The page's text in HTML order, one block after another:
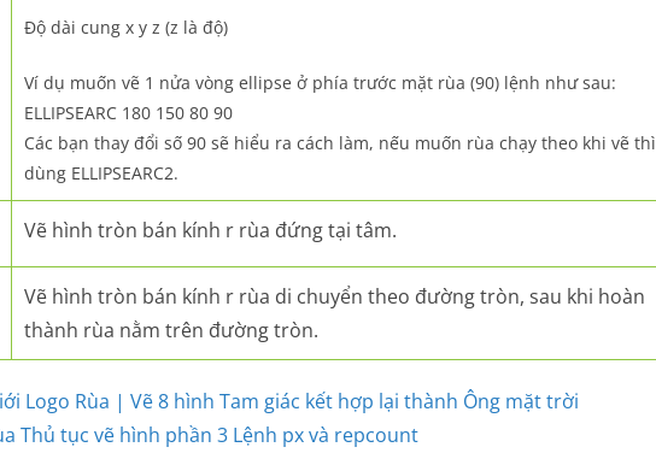
Độ dài cung x y z (z là độ)
Ví dụ muốn vẽ 1 nửa vòng ellipse ở phía trước mặt rùa (90) lệnh như sau:
ELLIPSEARC 180 150 80 90
Các bạn thay đổi số 90 sẽ hiểu ra cách làm, nếu muốn rùa chạy theo khi vẽ thì
dùng ELLIPSEARC2.
Vẽ hình tròn bán kính r rùa đứng tại tâm.
Vẽ hình tròn bán kính r rùa di chuyển theo đường tròn, sau khi hoàn
thành rùa nằm trên đường tròn.
Logo Rùa | Vẽ 8 hình Tam giác kết hợp lại thành Ông mặt trời
Thủ tục vẽ hình phần 3 Lệnh px và repcount